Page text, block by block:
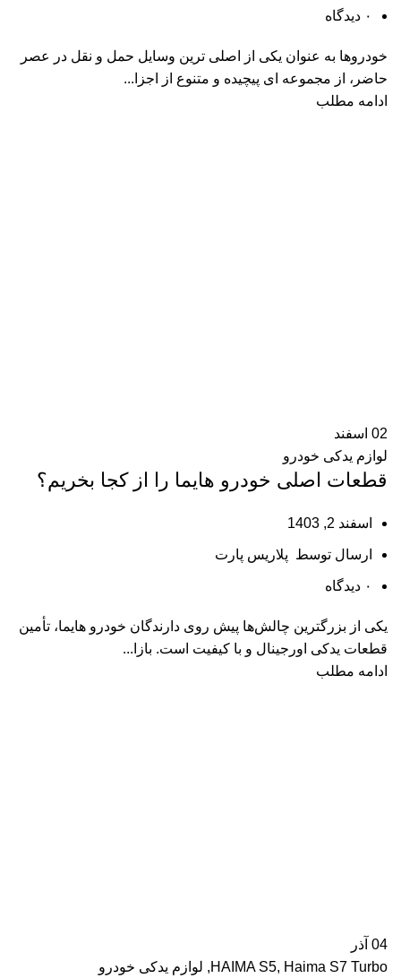
۰ دیدگاه
خودروها به عنوان یکی از اصلی‌ ترین وسایل حمل و نقل در عصر
حاضر، از مجموعه‌ ای پیچیده و متنوع از اجزا...
ادامه مطلب
02 اسفند
لوازم یدکی خودرو
قطعات اصلی خودرو هایما را از کجا بخریم؟
اسفند 2, 1403
ارسال توسط پلاریس پارت
۰ دیدگاه
یکی از بزرگترین چالش‌ها پیش روی دارندگان خودرو هایما، تأمین
قطعات یدکی اورجینال و با کیفیت است. بازا...
ادامه مطلب
04 آذر
HAIMA S5, Haima S7 Turbo
, لوازم یدکی خودرو